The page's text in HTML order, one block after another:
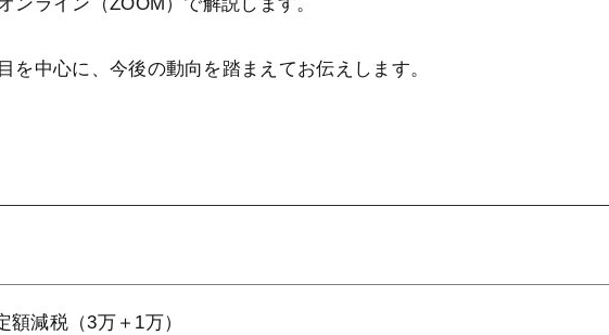
を中心に、今後の動向を踏まえてお伝えします。
減税（3万＋1万）